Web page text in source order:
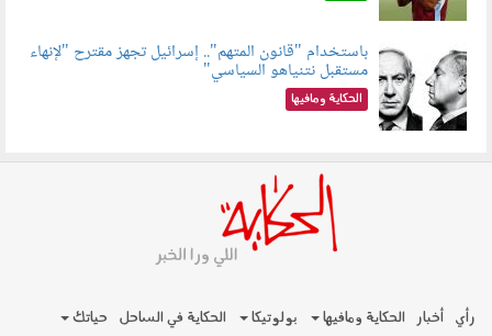
090801.jpg
باستخدام "قانون المتهم".. إسرائيل تجهز مقترح "لإنهاء
مستقبل نتنياهو السياسي"
الحكاية ومافيها
رأي أخبار الحكاية ومافيها بولوتيكا الحكاية في الساحل حياتك